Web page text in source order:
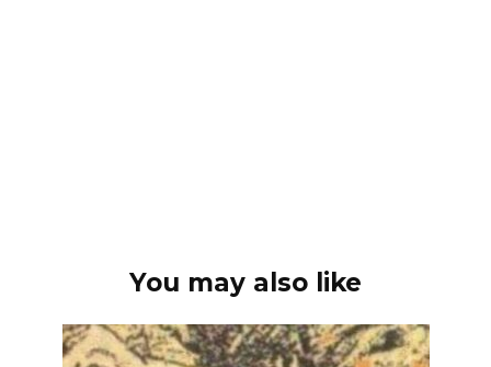
You may also like